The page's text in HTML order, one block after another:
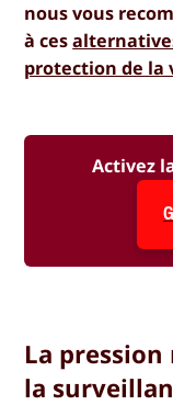
nous vous
à ces
protection de la
Activez
La
la